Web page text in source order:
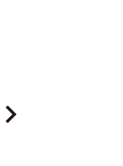
360g×3個セット 中鎖脂肪